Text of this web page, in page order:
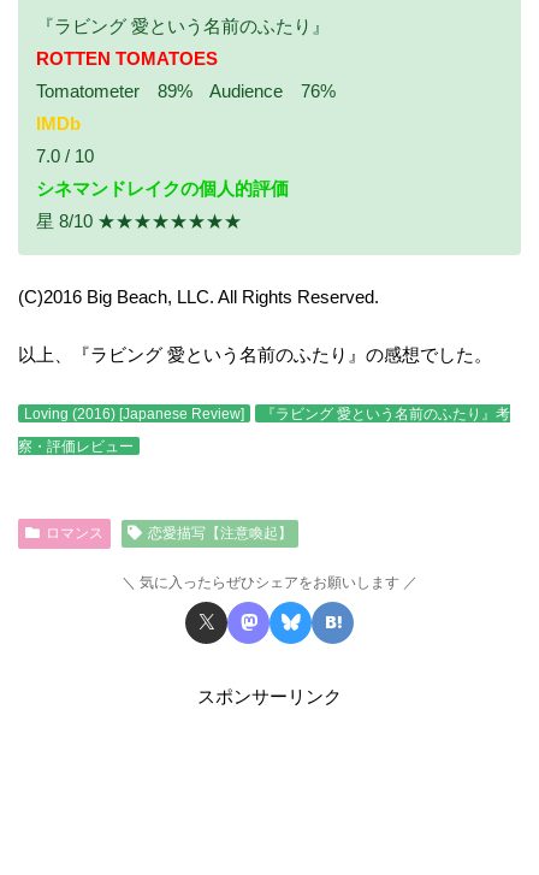
『ラビング 愛という名前のふたり』
ROTTEN TOMATOES
Tomatometer 89% Audience 76%
IMDb
7.0 / 10
シネマンドレイクの個人的評価
星 8/10 ★★★★★★★★
(C)2016 Big Beach, LLC. All Rights Reserved.
以上、『ラビング 愛という名前のふたり』の感想でした。
Loving (2016) [Japanese Review]
『ラビング 愛という名前のふたり』考
察・評価レビュー
ロマンス 恋愛描写【注意喚起】
気に入ったらぜひシェアをお願いします
スポンサーリンク